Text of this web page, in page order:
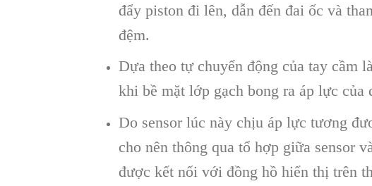
đẩy piston đi lên, dẫn đến đai ốc và
đệm.
Dựa theo tự chuyển động của tay cầm l
khi bề mặt lớp gạch bong ra áp lực của
Do sensor lúc này chịu áp lực tương
cho nên thông qua tổ hợp giữa sensor v
được kết nối với đồng hồ hiển thị trên